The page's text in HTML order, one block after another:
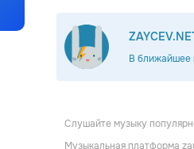
В ближайшее
Jerusalem
Слушайте музыку
Музыкальная платформа